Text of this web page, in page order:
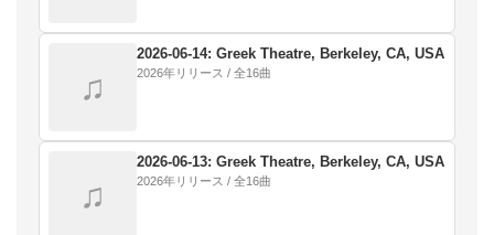
♫
2026-06-14: Greek Theatre, Berkeley, CA, USA
2026年リリース / 全16曲
♫
2026-06-13: Greek Theatre, Berkeley, CA, USA
2026年リリース / 全16曲